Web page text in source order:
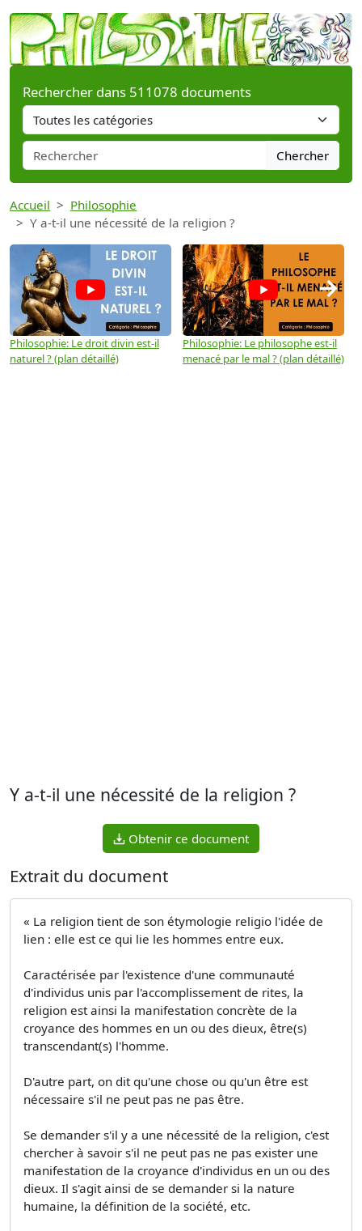
Rechercher dans 511078 documents
Chercher
Accueil
Philosophie
Y a-t-il une nécessité de la religion ?
Philosophie: Le droit divin est-il
naturel ? (plan détaillé)
Philosophie: Le philosophe est-il
menacé par le mal ? (plan détaillé)
→
Y a-t-il une nécessité de la religion ?
Obtenir ce document
Extrait du document
« La religion tient de son étymologie religio l'idée de
lien : elle est ce qui lie les hommes entre eux.
Caractérisée par l'existence d'une communauté
d'individus unis par l'accomplissement de rites, la
religion est ainsi la manifestation concrète de la
croyance des hommes en un ou des dieux, être(s)
transcendant(s) l'homme.
D'autre part, on dit qu'une chose ou qu'un être est
nécessaire s'il ne peut pas ne pas être.
Se demander s'il y a une nécessité de la religion, c'est
chercher à savoir s'il ne peut pas ne pas exister une
manifestation de la croyance d'individus en un ou des
dieux. Il s'agit ainsi de se demander si la nature
humaine, la définition de la société, etc.